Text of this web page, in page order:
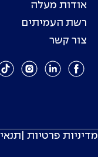
אודות מעלה
רשת העמיתים
צור קשר
מדיניות פרטיות